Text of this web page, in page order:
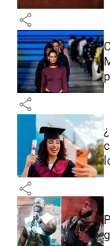
share
share
share